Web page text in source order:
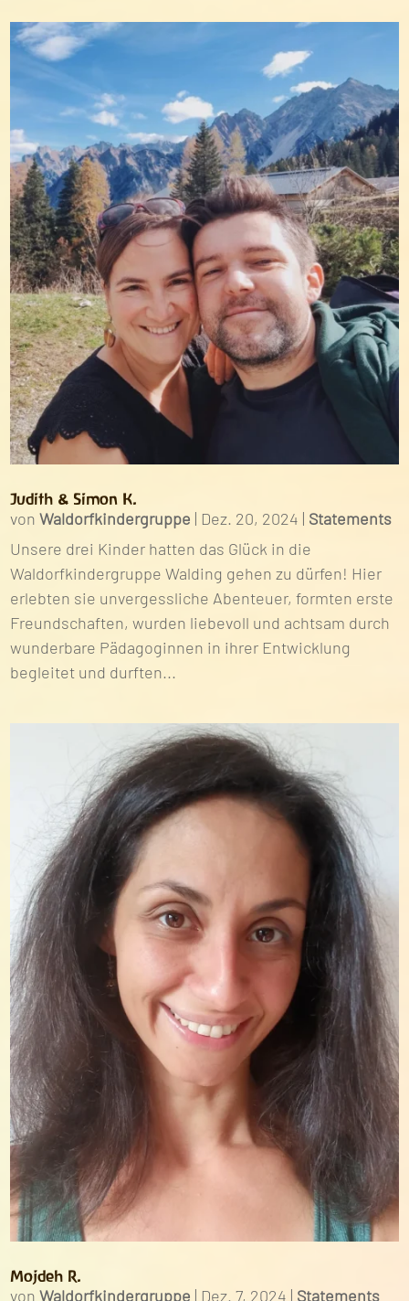
Judith & Simon K.
vonWaldorfkindergruppe | Dez. 20, 2024 | Statements
Unsere drei Kinder hatten das Glück in die
Waldorfkindergruppe Walding gehen zu dürfen! Hier
erlebten sie unvergessliche Abenteuer, formten erste
Freundschaften, wurden liebevoll und achtsam durch
wunderbare Pädagoginnen in ihrer Entwicklung
begleitet und durften...
Mojdeh R.
vonWaldorfkindergruppe | Dez. 7, 2024 | Statements